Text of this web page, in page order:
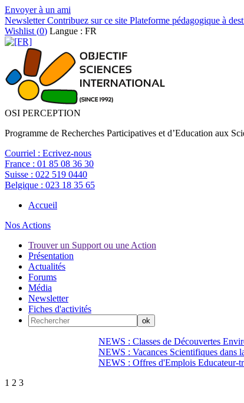
Envoyer à un ami
NewsletterContribuez sur ce site Plateforme pédagogique à
Wishlist (0) Langue : FR
OSI PERCEPTION
Programme de Recherches Participatives et d’Education aux
Courriel : Ecrivez-nous
France : 01 85 08 36 30
Suisse : 022 519 0440
Belgique : 023 18 35 65
Accueil
Nos Actions
Trouver un Support ou une Action
Présentation
Actualités
Forums
Média
Newsletter
Fiches d'activités
NEWS : Classes de Découvertes
NEWS : Vacances Scientifiques dans
NEWS : Offres d'Emplois Educateur-
1 2 3